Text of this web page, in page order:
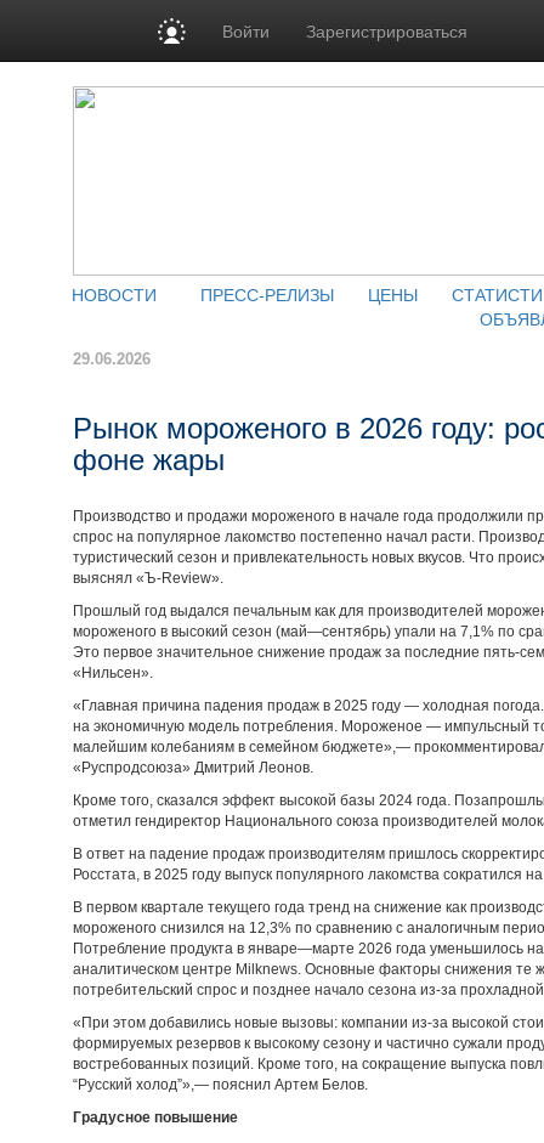
Войти Зарегистрироваться
НОВОСТИ ПРЕСС-РЕЛИЗЫ ЦЕНЫ
29.06.2026
Рынок мороженого в 2026 году:
фоне жары
Производство и продажи мороженого в начале года продолжили
спрос на популярное лакомство постепенно начал расти.
туристический сезон и привлекательность новых вкусов. Что
выяснял «Ъ-Review».
Прошлый год выдался печальным как для производителей
мороженого в высокий сезон (май—сентябрь) упали на 7,1% по
Это первое значительное снижение продаж за последние пять-
«Нильсен».
«Главная причина падения продаж в 2025 году — холодная
на экономичную модель потребления. Мороженое — импульсный
малейшим колебаниям в семейном бюджете»,—
«Руспродсоюза» Дмитрий Леонов.
Кроме того, сказался эффект высокой базы 2024 года.
отметил гендиректор Национального союза производителей
В ответ на падение продаж производителям пришлось
Росстата, в 2025 году выпуск популярного лакомства сократился
В первом квартале текущего года тренд на снижение как
мороженого снизился на 12,3% по сравнению с аналогичным
Потребление продукта в январе—марте 2026 года уменьшилось
аналитическом центре Milknews. Основные факторы снижения те
потребительский спрос и позднее начало сезона из-за
«При этом добавились новые вызовы: компании из-за высокой
формируемых резервов к высокому сезону и частично сужали
востребованных позиций. Кроме того, на сокращение выпуска
“Русский холод”»,— пояснил Артем Белов.
Градусное повышение